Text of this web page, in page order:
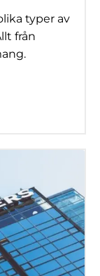
typer av
från